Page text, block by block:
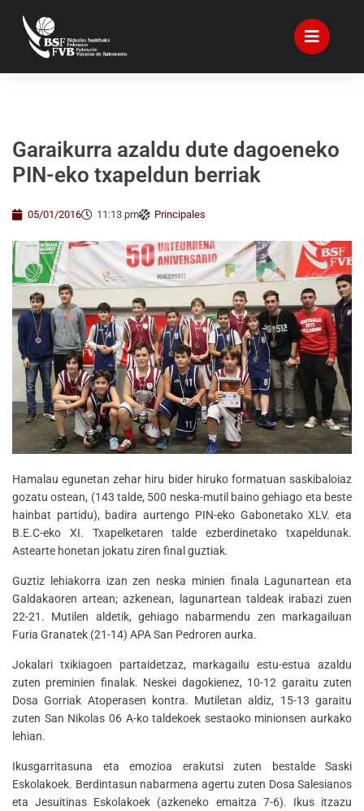
Garaikurra azaldu dute dagoeneko
PIN-eko txapeldun berriak
05/01/2016 11:13 pm Principales
Hamalau egunetan zehar hiru bider hiruko formatuan saskibaloiaz
gozatu ostean, (143 talde, 500 neska-mutil baino gehiago eta beste
hainbat partidu), badira aurtengo PIN-eko Gabonetako XLV. eta
B.E.C-eko XI. Txapelketaren talde ezberdinetako txapeldunak.
Astearte honetan jokatu ziren final guztiak.
Guztiz lehiakorra izan zen neska minien finala Lagunartean eta
Galdakaoren artean; azkenean, lagunartean taldeak irabazi zuen
22-21. Mutilen aldetik, gehiago nabarmendu zen markagailuan
Furia Granatek (21-14) APA San Pedroren aurka.
Jokalari txikiagoen partaidetzaz, markagailu estu-estua azaldu
zuten preminien finalak. Neskei dagokienez, 10-12 garaitu zuten
Dosa Gorriak Atoperasen kontra. Mutiletan aldiz, 15-13 garaitu
zuten San Nikolas 06 A-ko taldekoek sestaoko minionsen aurkako
lehian.
Ikusgarritasuna eta emozioa erakutsi zuten bestalde Saski
Eskolakoek. Berdintasun nabarmena agertu zuten Dosa Salesianos
eta Jesuitinas Eskolakoek (azkeneko emaitza 7-6). Ikus itzazu